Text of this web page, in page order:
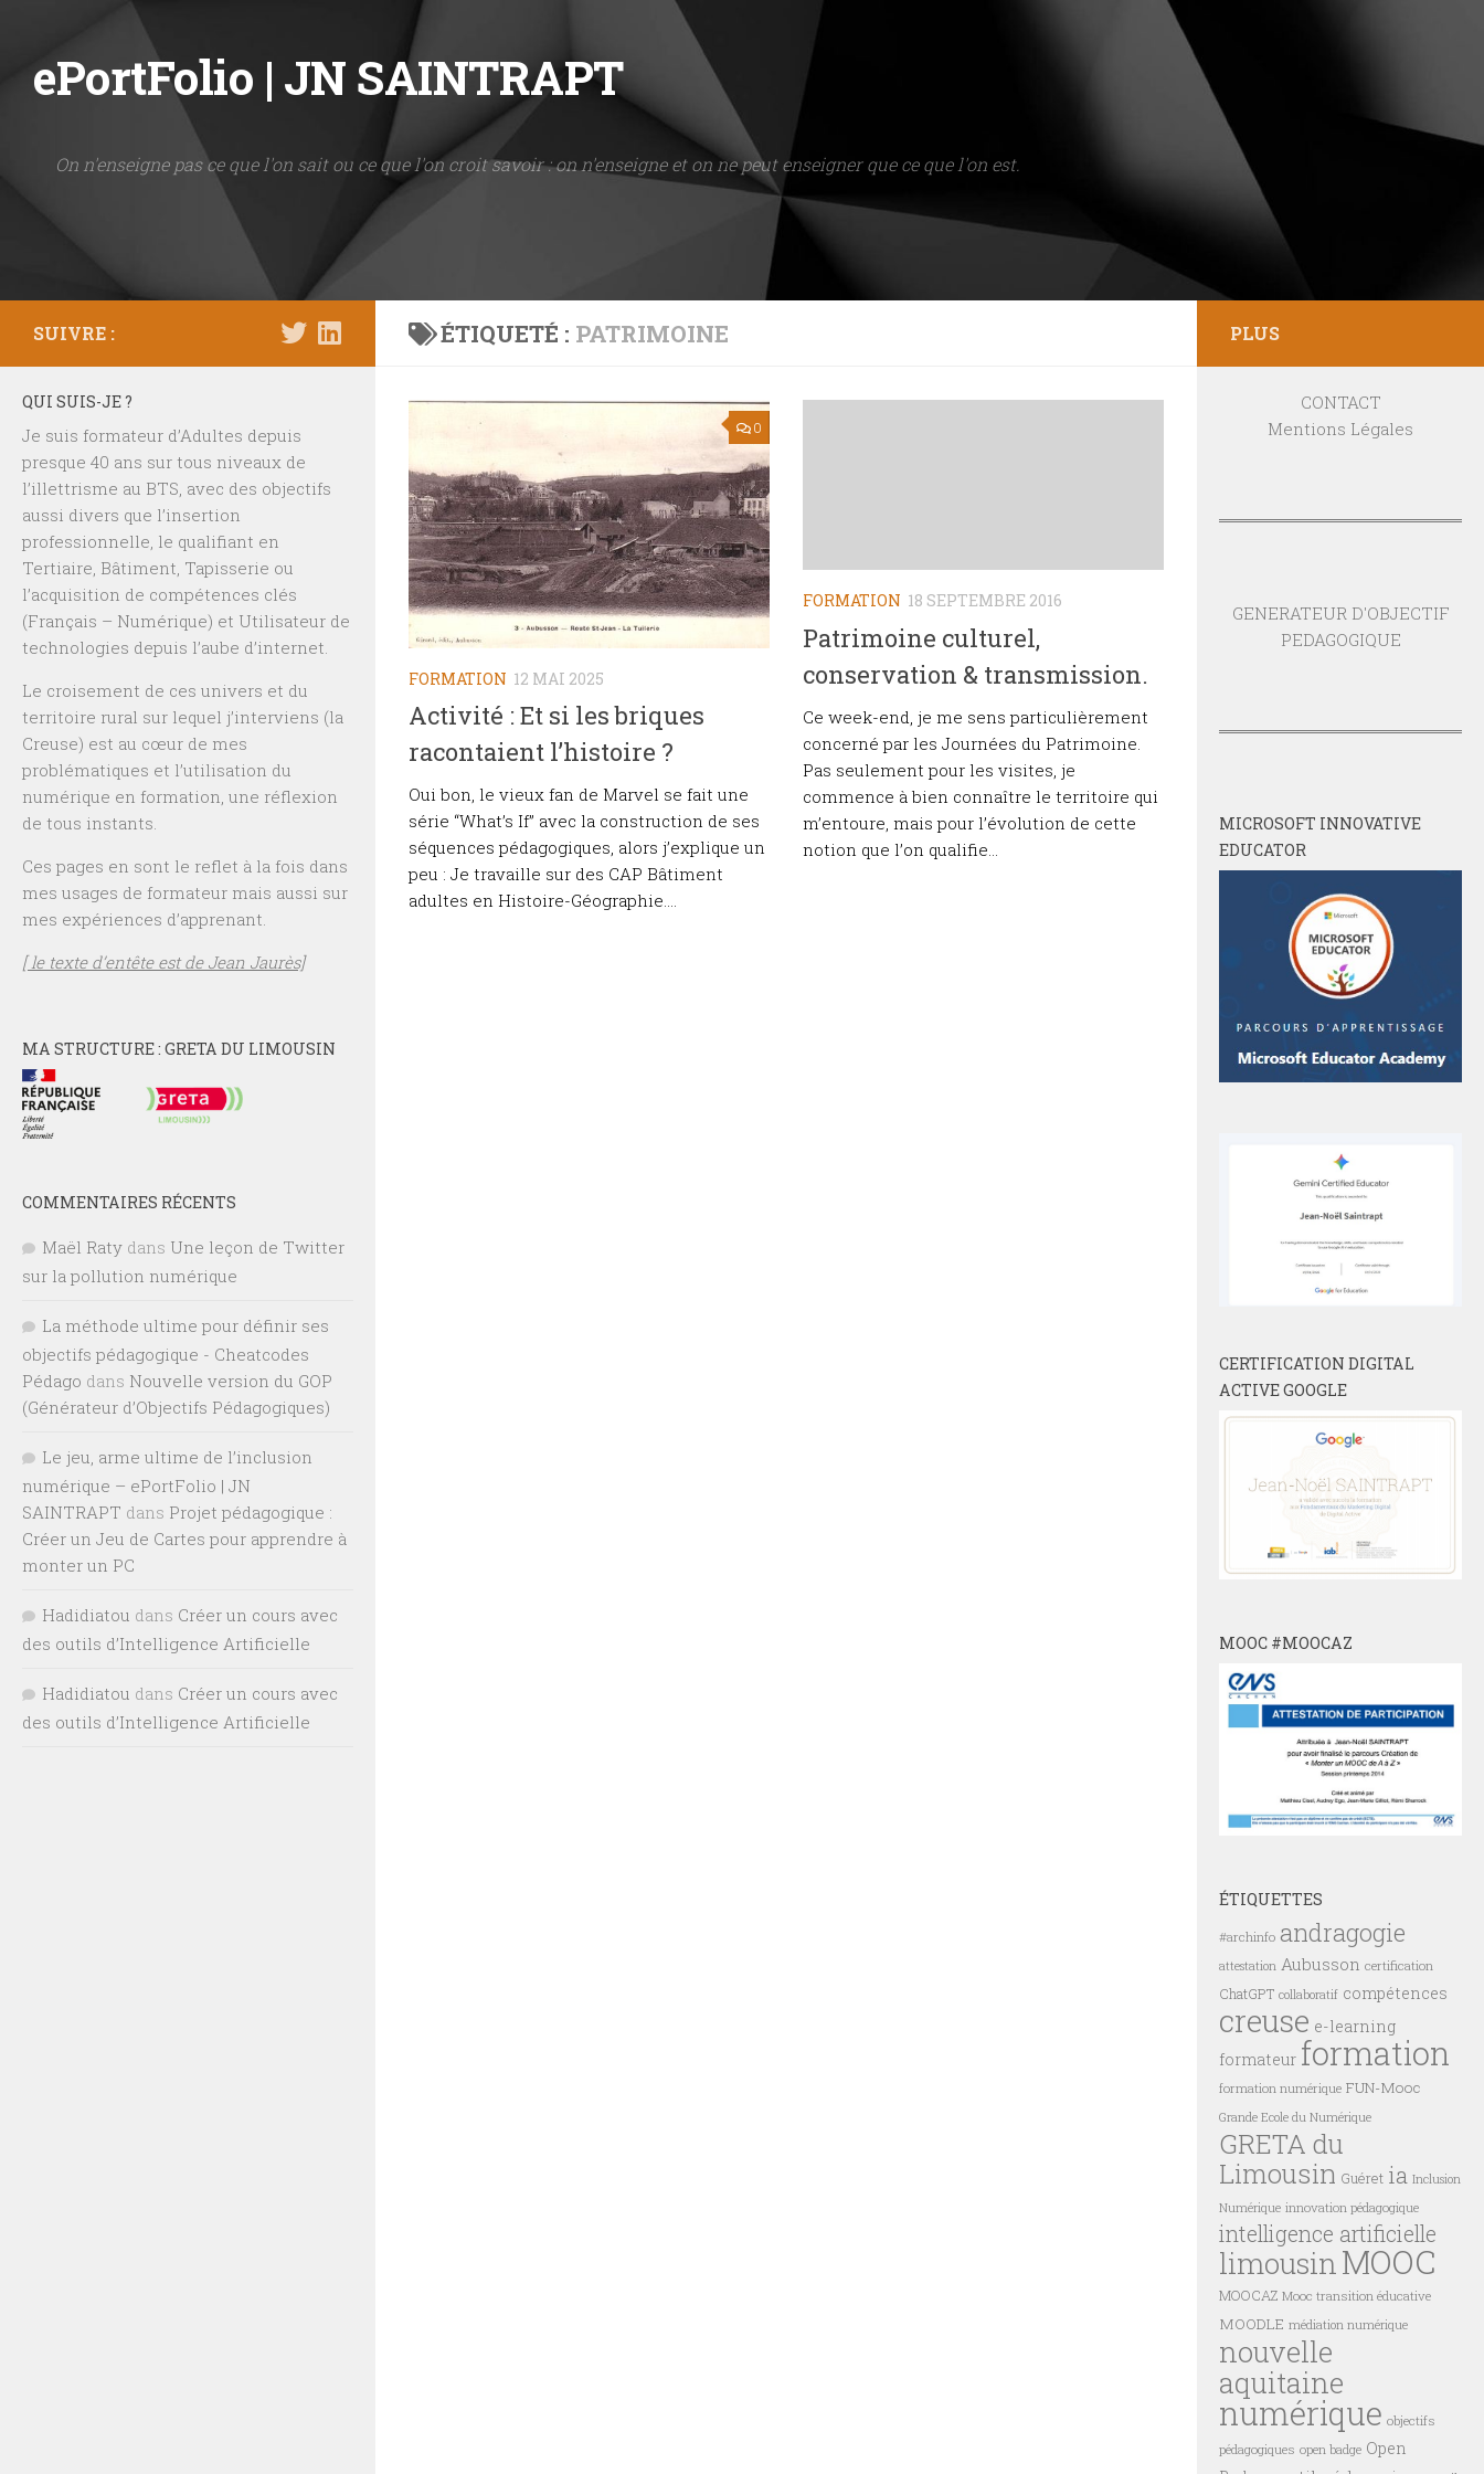
Skip to content
ePortFolio | JN SAINTRAPT
On n'enseigne pas ce que l'on sait ou ce que l'on croit savoir : on n'enseigne et on ne peut enseigner que ce que l'on est.
ÉTIQUETÉ : PATRIMOINE
0
FORMATION 12 MAI 2025
Activité : Et si les briques
racontaient l’histoire ?
Oui bon, le vieux fan de Marvel se fait une
série “What’s If” avec la construction de ses
séquences pédagogiques, alors j’explique un
peu : Je travaille sur des CAP Bâtiment
adultes en Histoire-Géographie....
FORMATION 18 SEPTEMBRE 2016
Patrimoine culturel,
conservation & transmission.
Ce week-end, je me sens particulièrement
concerné par les Journées du Patrimoine.
Pas seulement pour les visites, je
commence à bien connaître le territoire qui
m’entoure, mais pour l’évolution de cette
notion que l’on qualifie...
SUIVRE :
QUI SUIS-JE ?
Je suis formateur d’Adultes depuis
presque 40 ans sur tous niveaux de
l’illettrisme au BTS, avec des objectifs
aussi divers que l’insertion
professionnelle, le qualifiant en
Tertiaire, Bâtiment, Tapisserie ou
l’acquisition de compétences clés
(Français – Numérique) et Utilisateur de
technologies depuis l’aube d’internet.
Le croisement de ces univers et du
territoire rural sur lequel j’interviens (la
Creuse) est au cœur de mes
problématiques et l’utilisation du
numérique en formation, une réflexion
de tous instants.
Ces pages en sont le reflet à la fois dans
mes usages de formateur mais aussi sur
mes expériences d’apprenant.
[ le texte d’entête est de Jean Jaurès]
MA STRUCTURE : GRETA DU LIMOUSIN
COMMENTAIRES RÉCENTS
Maël Raty dans Une leçon de Twitter
sur la pollution numérique
La méthode ultime pour définir ses
objectifs pédagogique - Cheatcodes
Pédago dans Nouvelle version du GOP
(Générateur d’Objectifs Pédagogiques)
Le jeu, arme ultime de l’inclusion
numérique – ePortFolio | JN
SAINTRAPT dans Projet pédagogique :
Créer un Jeu de Cartes pour apprendre à
monter un PC
Hadidiatou dans Créer un cours avec
des outils d’Intelligence Artificielle
Hadidiatou dans Créer un cours avec
des outils d’Intelligence Artificielle
PLUS
CONTACT
Mentions Légales
GENERATEUR D'OBJECTIF
PEDAGOGIQUE
MICROSOFT INNOVATIVE
EDUCATOR
CERTIFICATION DIGITAL
ACTIVE GOOGLE
MOOC #MOOCAZ
ÉTIQUETTES
#archinfo andragogie
attestation Aubusson certification
ChatGPT collaboratif compétences
creuse e-learning
formateur formation
formation numérique FUN-Mooc
Grande Ecole du Numérique
GRETA du
Limousin Guéret ia Inclusion
Numérique innovation pédagogique
intelligence artificielle
limousin MOOC
MOOCAZ Mooc transition éducative
MOODLE médiation numérique
nouvelle
aquitaine
numérique objectifs
pédagogiques open badge Open